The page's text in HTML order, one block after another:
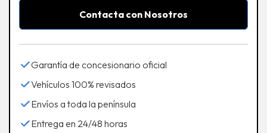
Contacta con Nosotros
Garantía de concesionario oficial
Vehículos 100% revisados
Envíos a toda la península
Entrega en 24/48 horas